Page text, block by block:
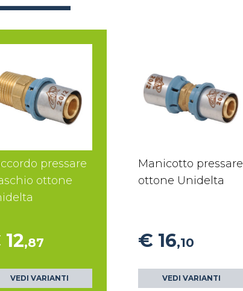
pressare
ottone
,87
VEDI VARIANTI
Manicotto pressare
ottone Unidelta
€ 16,10
VEDI VARIANTI